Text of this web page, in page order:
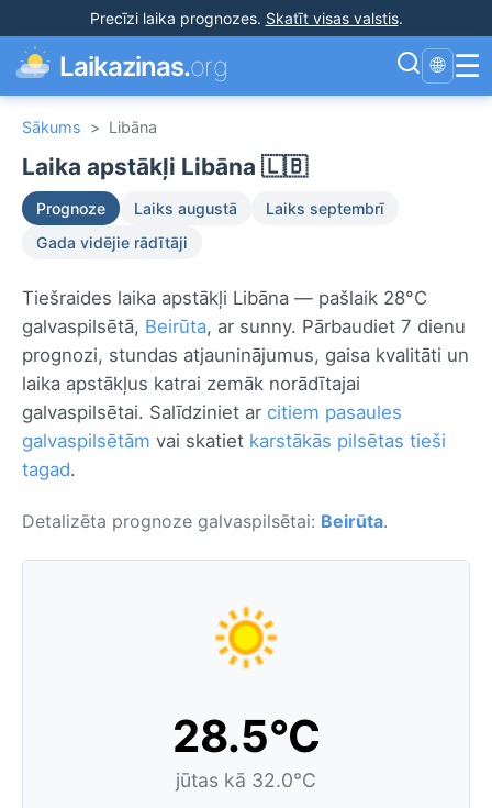
Precīzi laika prognozes. Skatīt visas valstis.
Laikazinas.org 🌐 ☰
Sākums > Libāna
Laika apstākļi Libāna 🇱🇧
Prognoze Laiks augustā
Laiks septembrī
Gada vidējie rādītāji
Tiešraides laika apstākļi Libāna — pašlaik 28°C
galvaspilsētā, Beirūta, ar sunny. Pārbaudiet 7 dienu
prognozi, stundas atjauninājumus, gaisa kvalitāti un
laika apstākļus katrai zemāk norādītajai
galvaspilsētai. Salīdziniet ar citiem pasaules
galvaspilsētām vai skatiet karstākās pilsētas tieši
tagad.
Detalizēta prognoze galvaspilsētai: Beirūta.
28.5°C
jūtas kā 32.0°C